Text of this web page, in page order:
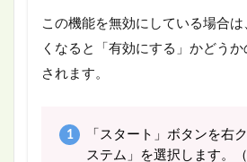
この機能を無効にしている場合
くなると「有効にする」かどう
されます。
「スタート」ボタンを右
ステム」を選択します。